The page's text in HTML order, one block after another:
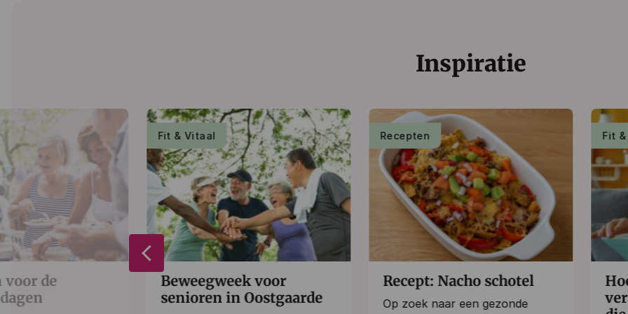
Inspiratie
voor de
Fit & Vitaal
Beweegweek voor
senioren in Oostgaarde
Recepten
Recept: Nacho schotel
Op zoek naar een gezonde
Fit
arrow_back_ios_new